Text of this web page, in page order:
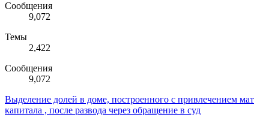
Сообщения
9,072
Темы
2,422
Сообщения
9,072
Выделение долей в доме, построенного с привлечением мат
капитала , после развода через обращение в суд